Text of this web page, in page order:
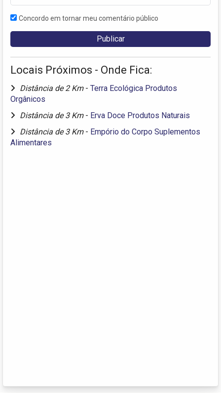
Concordo em tornar meu comentário público
Locais Próximos - Onde Fica:
Distância de 2 Km - Terra Ecológica Produtos
Orgânicos
Distância de 3 Km - Erva Doce Produtos Naturais
Distância de 3 Km - Empório do Corpo Suplementos
Alimentares